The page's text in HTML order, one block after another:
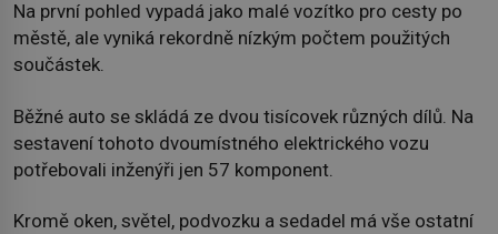
Na první pohled vypadá jako malé vozítko pro cesty po
městě, ale vyniká rekordně nízkým počtem použitých
součástek.
Běžné auto se skládá ze dvou tisícovek různých dílů. Na
sestavení tohoto dvoumístného elektrického vozu
potřebovali inženýři jen 57 komponent.
Kromě oken, světel, podvozku a sedadel má vše ostatní